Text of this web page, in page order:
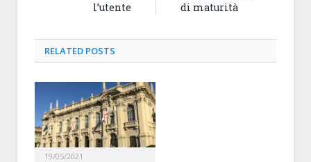
l’utente
di maturità
RELATED POSTS
19/05/2021